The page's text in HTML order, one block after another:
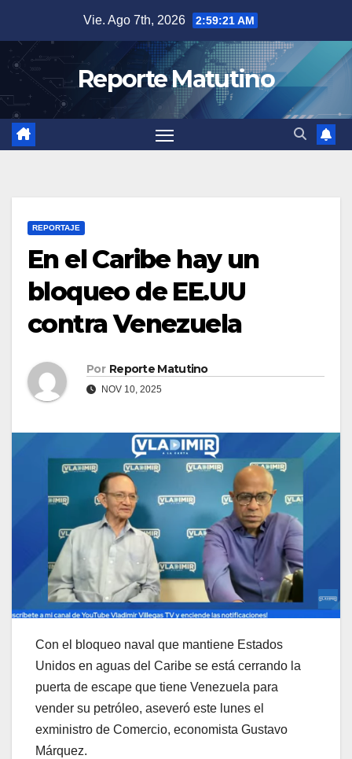
contenido
Vie. Ago 7th, 2026 2:59:22 AM
Reporte Matutino
REPORTAJE
En el Caribe hay un
bloqueo de EE.UU
contra Venezuela
Por Reporte Matutino
NOV 10, 2025
Con el bloqueo naval que mantiene Estados
Unidos en aguas del Caribe se está cerrando la
puerta de escape que tiene Venezuela para
vender su petróleo, aseveró este lunes el
exministro de Comercio, economista Gustavo
Márquez.